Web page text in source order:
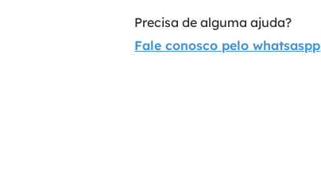
Precisa de alguma ajuda?
Fale conosco pelo whatsaspp